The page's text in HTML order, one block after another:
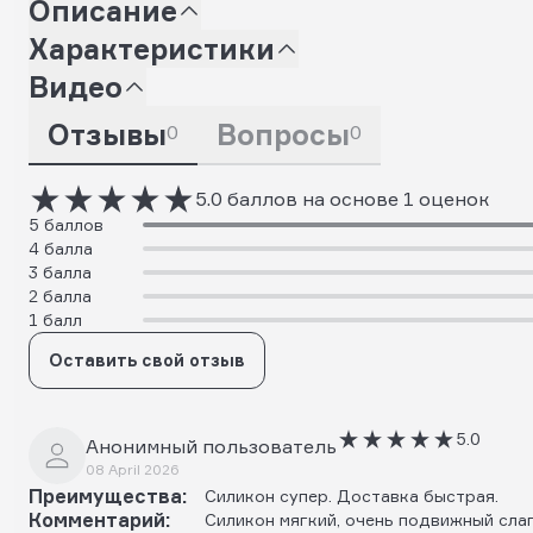
Описание
Характеристики
Видео
Отзывы0 Вопросы0
5.0 баллов на основе 1 оценок
5 баллов
4 балла
3 балла
2 балла
1 балл
Оставить свой отзыв
Анонимный пользователь
08 April 2026
5.0
Преимущества: Силикон супер. Доставка быстрая.
Комментарий: Силикон мягкий, очень подвижный слаг.